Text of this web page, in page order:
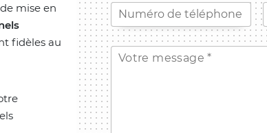
mise en
fidèles au